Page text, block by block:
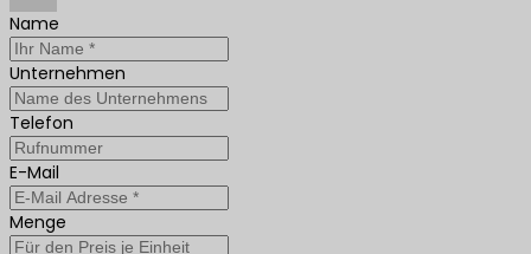
Name
Unternehmen
Telefon
E-Mail
Menge